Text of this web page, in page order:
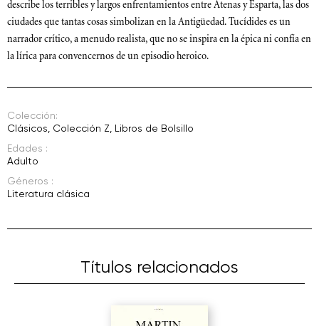
describe los terribles y largos enfrentamientos entre Atenas y Esparta, las dos
ciudades que tantas cosas simbolizan en la Antigüedad. Tucídides es un
narrador crítico, a menudo realista, que no se inspira en la épica ni confía en
la lírica para convencernos de un episodio heroico.
Colección:
Clásicos, Colección Z, Libros de Bolsillo
Edades :
Adulto
Géneros :
Literatura clásica
Títulos relacionados